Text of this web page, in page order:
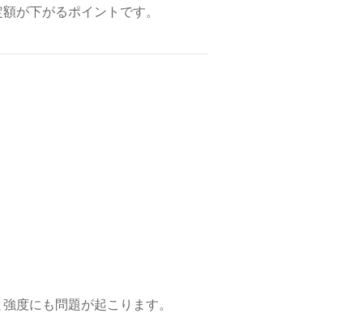
が下がるポイントです。
度にも問題が起こります。